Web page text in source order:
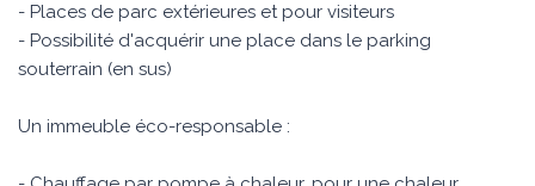
- Places de parc extérieures et pour visiteurs
- Possibilité d'acquérir une place dans le parking
souterrain (en sus)
Un immeuble éco-responsable :